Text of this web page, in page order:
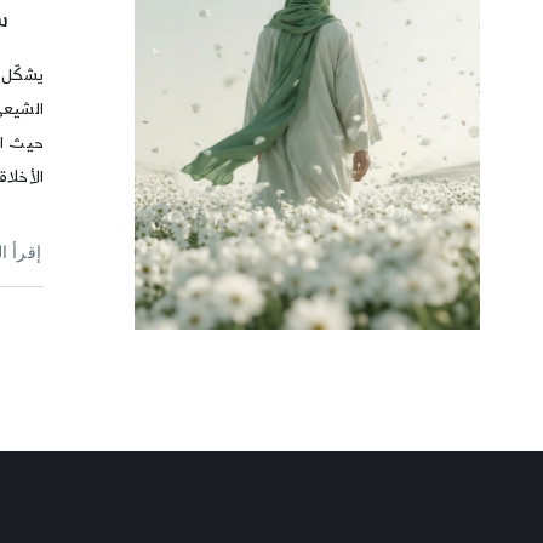
يشكّل
حيث
إقرأ